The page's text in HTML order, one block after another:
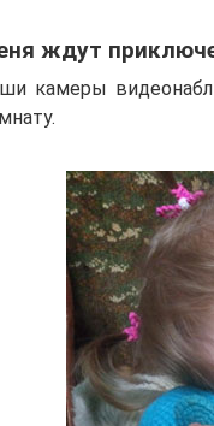
ждут
камеры